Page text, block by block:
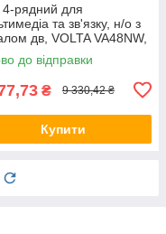
рядний для
та зв'язку, н/о з
дв, VOLTA VA48NW,
Хагер, шафа
до відправки
₴ 9 330,42 ₴
Купити